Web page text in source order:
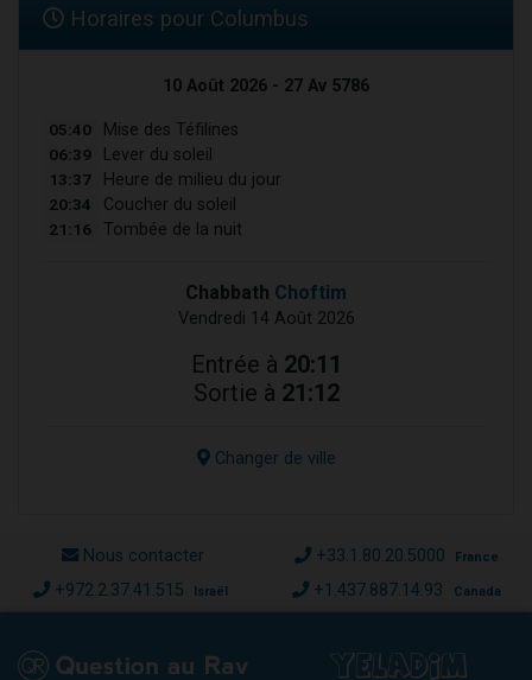
Horaires pour Columbus
10 Août 2026 - 27 Av 5786
05:40 Mise des Téfilines
06:39 Lever du soleil
13:37 Heure de milieu du jour
20:34 Coucher du soleil
21:16 Tombée de la nuit
Chabbath Choftim
Vendredi 14 Août 2026
Entrée à 20:11
Sortie à 21:12
Changer de ville
Nous contacter +33.1.80.20.5000 France
+972.2.37.41.515 Israël +1.437.887.14.93 Canada